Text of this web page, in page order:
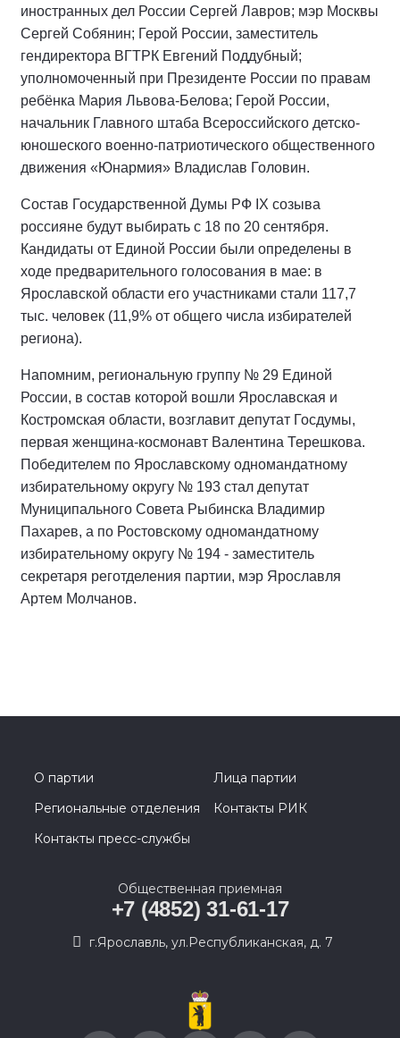
иностранных дел России Сергей Лавров; мэр Москвы
Сергей Собянин; Герой России, заместитель
гендиректора ВГТРК Евгений Поддубный;
уполномоченный при Президенте России по правам
ребёнка Мария Львова-Белова; Герой России,
начальник Главного штаба Всероссийского детско-
юношеского военно-патриотического общественного
движения «Юнармия» Владислав Головин.
Состав Государственной Думы РФ IХ созыва
россияне будут выбирать с 18 по 20 сентября.
Кандидаты от Единой России были определены в
ходе предварительного голосования в мае: в
Ярославской области его участниками стали 117,7
тыс. человек (11,9% от общего числа избирателей
региона).
Напомним, региональную группу № 29 Единой
России, в состав которой вошли Ярославская и
Костромская области, возглавит депутат Госдумы,
первая женщина-космонавт Валентина Терешкова.
Победителем по Ярославскому одномандатному
избирательному округу № 193 стал депутат
Муниципального Совета Рыбинска Владимир
Пахарев, а по Ростовскому одномандатному
избирательному округу № 194 - заместитель
секретаря реготделения партии, мэр Ярославля
Артем Молчанов.
О партии
Лица партии
Региональные отделения
Контакты РИК
Контакты пресс-службы
Общественная приемная
+7 (4852) 31-61-17
г.Ярославль, ул.Республиканская, д. 7